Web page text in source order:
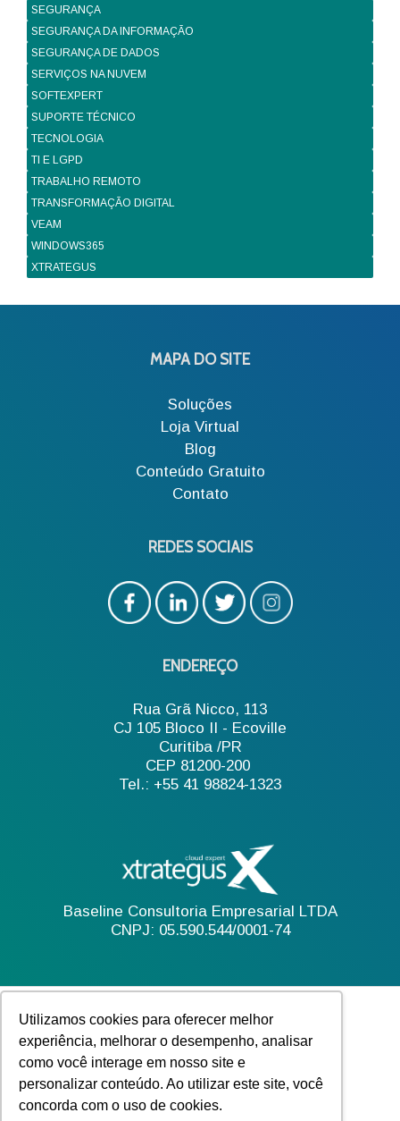
Utilizamos cookies para oferecer melhor
experiência, melhorar o desempenho, analisar
como você interage em nosso site e
personalizar conteúdo. Ao utilizar este site, você
concorda com o uso de cookies.
SEGURANÇA
SEGURANÇA DA INFORMAÇÃO
SEGURANÇA DE DADOS
SERVIÇOS NA NUVEM
SOFTEXPERT
SUPORTE TÉCNICO
TECNOLOGIA
TI E LGPD
TRABALHO REMOTO
TRANSFORMAÇÃO DIGITAL
VEAM
WINDOWS365
XTRATEGUS
MAPA DO SITE
Soluções
Loja Virtual
Blog
Conteúdo Gratuito
Contato
REDES SOCIAIS
ENDEREÇO
Rua Grã Nicco, 113
CJ 105 Bloco II - Ecoville
Curitiba /PR
CEP 81200-200
Tel.: +55 41 98824-1323
Baseline Consultoria Empresarial LTDA
CNPJ: 05.590.544/0001-74